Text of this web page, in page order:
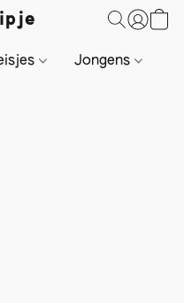
Jongens